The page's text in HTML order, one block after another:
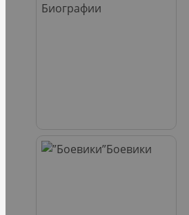
Биографии
Боевики